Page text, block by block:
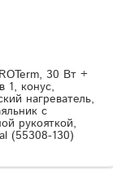
30 Вт +
1, конус,
нагреватель,
с
рукояткой,
(55308-130)